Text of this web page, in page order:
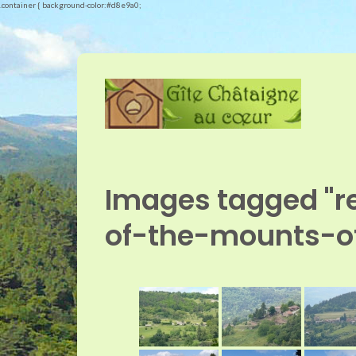
.container { background-color:#d8e9a0;
Images tagged
of-the-mounts-